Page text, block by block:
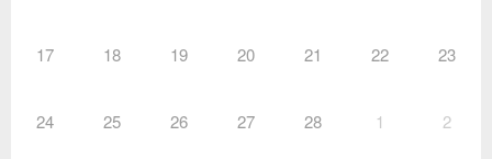
17 18 19 20 21 22 23
24 25 26 27 28 1 2